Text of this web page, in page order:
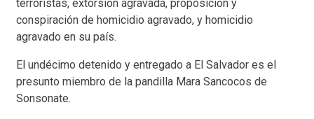
terroristas, extorsión agravada, proposición y
conspiración de homicidio agravado, y homicidio
agravado en su país.
El undécimo detenido y entregado a El Salvador es el
presunto miembro de la pandilla Mara Sancocos de
Sonsonate.